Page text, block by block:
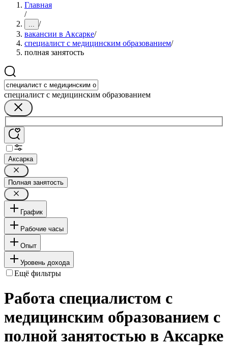
Главная
/
... /
вакансии в Аксарке/
специалист с медицинским образованием/
полная занятость
специалист с медицинским образованием
Аксарка
Полная занятость
График
Рабочие часы
Опыт
Уровень дохода
Ещё фильтры
Работа специалистом с
медицинским образованием с
полной занятостью в Аксарке